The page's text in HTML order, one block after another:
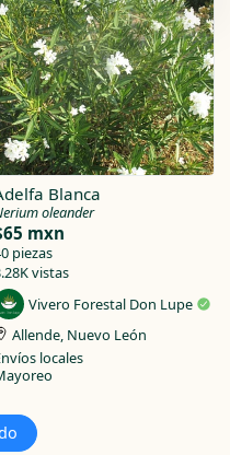
Blanca
oleander
mxn
piezas
vistas
Vivero Forestal Don Lupe
Allende, Nuevo León
locales